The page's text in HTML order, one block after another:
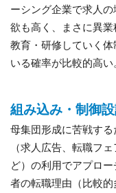
ーシング企業で求人
欲も高く、まさに異
教育・研修していく
いる確率が比較的高い。
組み込み・制御
母集団形成に苦戦す
（求人広告、転職フ
ど）の利用でアプロ
者の転職理由（比較